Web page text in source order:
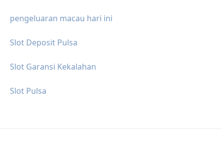
pengeluaran macau hari ini
Slot Deposit Pulsa
Slot Garansi Kekalahan
Slot Pulsa